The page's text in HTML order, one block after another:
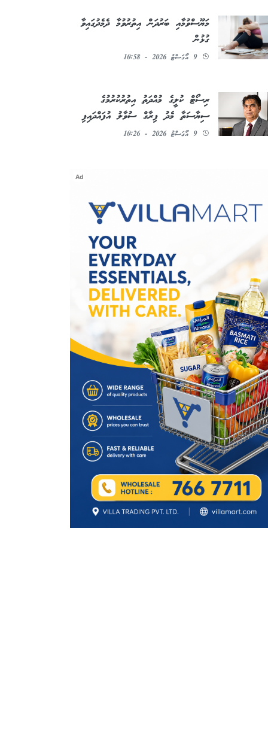
މަޔޫސްވުމާއި ބަރުދަން އިތުރުވުމާ ދެމެދުގައިވާ
ގުޅުން
9 އޯގަސްޓު 2026 - 10:58
ރިސޯޓް ކުލީގެ މުއްދަތު އިތުރުކުރުމުގެ
ސިޔާސަތާ މެދު ފިރާގް ސުވާލު އުފައްދައިފި
9 އޯގަސްޓު 2026 - 10:26
Ad